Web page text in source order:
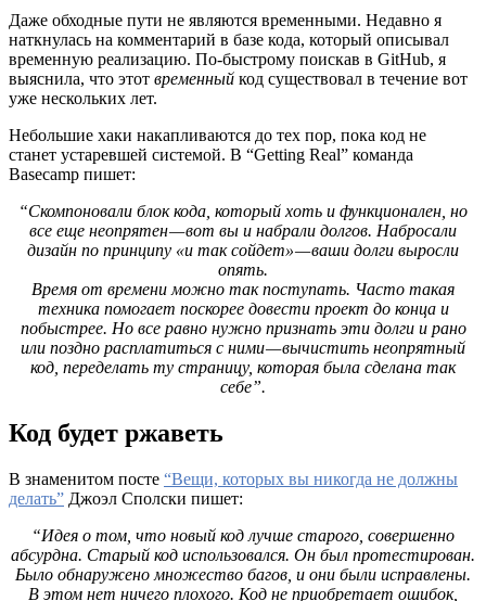
Даже обходные пути не являются временными. Недавно я
наткнулась на комментарий в базе кода, который описывал
временную реализацию. По-быстрому поискав в GitHub, я
выяснила, что этот временный код существовал в течение вот
уже нескольких лет.
Небольшие хаки накапливаются до тех пор, пока код не
станет устаревшей системой. В “Getting Real” команда
Basecamp пишет:
“Скомпоновали блок кода, который хоть и функционален, но
все еще неопрятен — вот вы и набрали долгов. Набросали
дизайн по принципу «и так сойдет» — ваши долги выросли
опять.
Время от времени можно так поступать. Часто такая
техника помогает поскорее довести проект до конца и
побыстрее. Но все равно нужно признать эти долги и рано
или поздно расплатиться с ними — вычистить неопрятный
код, переделать ту страницу, которая была сделана так
себе”.
Код будет ржаветь
В знаменитом посте “Вещи, которых вы никогда не должны
делать” Джоэл Сполски пишет:
“Идея о том, что новый код лучше старого, совершенно
абсурдна. Старый код использовался. Он был протестирован.
Было обнаружено множество багов, и они были исправлены.
В этом нет ничего плохого. Код не приобретает ошибок,